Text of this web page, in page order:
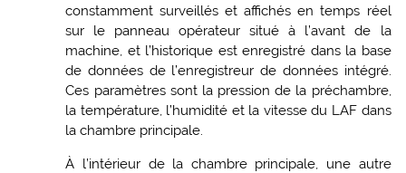
constamment surveillés et affichés en temps réel
sur le panneau opérateur situé à l’avant de la
machine, et l’historique est enregistré dans la base
de données de l’enregistreur de données intégré.
Ces paramètres sont la pression de la préchambre,
la température, l’humidité et la vitesse du LAF dans
la chambre principale.
À l’intérieur de la chambre principale, une autre